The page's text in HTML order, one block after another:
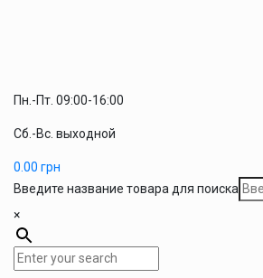
Пн.-Пт. 09:00-16:00
Сб.-Вс. выходной
0.00 грн
Введите название товара для поиска
×